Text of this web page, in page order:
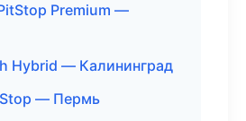
Premium —
Hybrid — Калининград
— Пермь